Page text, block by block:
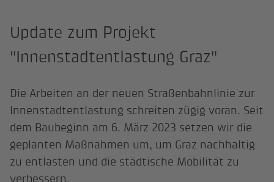
Update zum Projekt
"Innenstadtentlastung Graz"
Die Arbeiten an der neuen Straßenbahnlinie zur
Innenstadtentlastung schreiten zügig voran. Seit
dem Baubeginn am 6. März 2023 setzen wir die
geplanten Maßnahmen um, um Graz nachhaltig
zu entlasten und die städtische Mobilität zu
verbessern.